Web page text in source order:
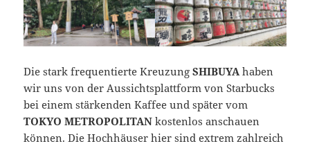
Die stark frequentierte KreuzungSHIBUYAhaben
wir uns von der Aussichtsplattform von Starbucks
bei einem stärkenden Kaffee und später vom
TOKYO METROPOLITANkostenlos anschauen
können. Die Hochhäuser hier sind extrem zahlreich